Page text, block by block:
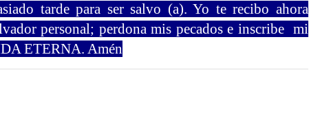
tarde para ser salvo (a). Yo te recibo ahora
personal; perdona mis pecados e inscribe mi
ETERNA. Amén